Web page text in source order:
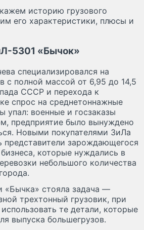
историю грузового
его характеристики, плюсы и
5301 «Бычок»
специализировался на
с полной массой от 6,95 до 14,5
СССР и перехода к
спрос на среднетоннажные
упал: военные и госзаказы
предприятие было вынуждено
Новыми покупателями ЗиЛа
зарождающегося
которые нуждались в
небольшого количества
«Бычка» стояла задача —
трехтонный грузовик, при
те детали, которые
выпуска большегрузов.